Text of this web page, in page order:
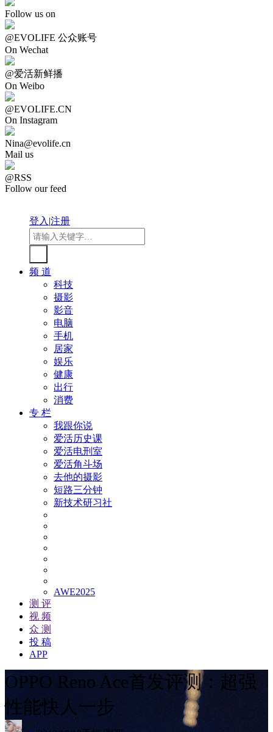
Follow us on
@EVOLIFE 公众账号
On Wechat
@爱活新鲜播
On Weibo
@EVOLIFE.CN
On Instagram
Nina@evolife.cn
Mail us
@RSS
Follow our feed
登入|注册
频 道
科技
摄影
影音
电脑
手机
居家
娱乐
健康
出行
消费
专 栏
我跟你说
爱活历史课
爱活电刑室
爱活角斗场
去他的摄影
短路三分钟
新技术研习社
AWE2025
测 评
视 频
众 测
投 稿
APP
OPPO Reno Ace首发评测：超强
性能快人一步